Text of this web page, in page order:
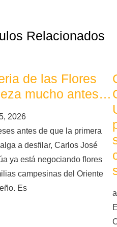
Relacionados
de las Flores
mucho antes…
2026
antes de que la primera
a desfilar, Carlos José
ya está negociando flores
campesinas del Oriente
Es